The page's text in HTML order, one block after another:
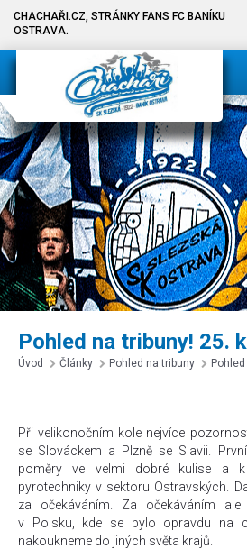
CHACHAŘI.CZ, STRÁNKY FANS FC BANÍKU
OSTRAVA.
Pohled na tribuny! 25.
Úvod Články Pohled na tribuny
Při velikonočním kole nejvíce
se Slováckem a Plzně se Slavii.
poměry ve velmi dobré kulise a
pyrotechniky v sektoru Ostravských.
za očekáváním. Za očekáváním
v Polsku, kde se bylo opravdu na
nakoukneme do jiných světa krajů.